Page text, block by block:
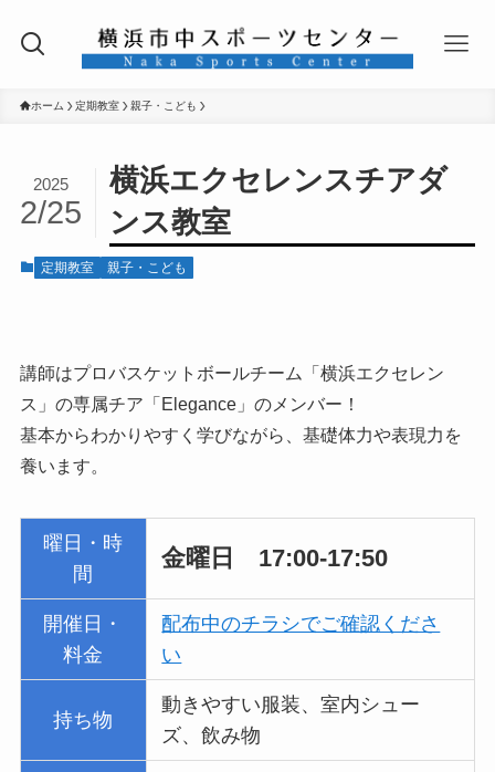
ホーム 定期教室 親子・こども
横浜エクセレンスチアダ
ンス教室
2025
2/25
定期教室 親子・こども
講師はプロバスケットボールチーム「横浜エクセレン
ス」の専属チア「Elegance」のメンバー！
基本からわかりやすく学びながら、基礎体力や表現力を
養います。
曜日・時
間
金曜日 17:00-17:50
開催日・
料金
配布中のチラシでご確認くださ
い
持ち物
動きやすい服装、室内シュー
ズ、飲み物